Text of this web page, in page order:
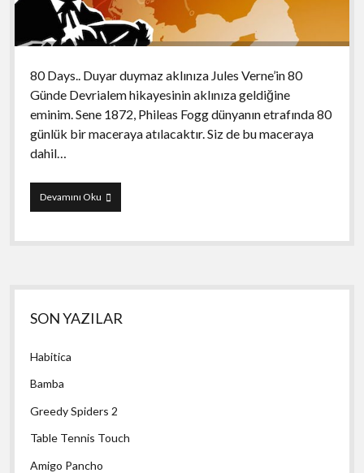
80 Days.. Duyar duymaz aklınıza Jules Verne’in 80
Günde Devrialem hikayesinin aklınıza geldiğine
eminim. Sene 1872, Phileas Fogg dünyanın etrafında 80
günlük bir maceraya atılacaktır. Siz de bu maceraya
dahil…
Devamını Oku80
Days
Yan
Menü
SON YAZILAR
Habitica
Bamba
Greedy Spiders 2
Table Tennis Touch
Amigo Pancho